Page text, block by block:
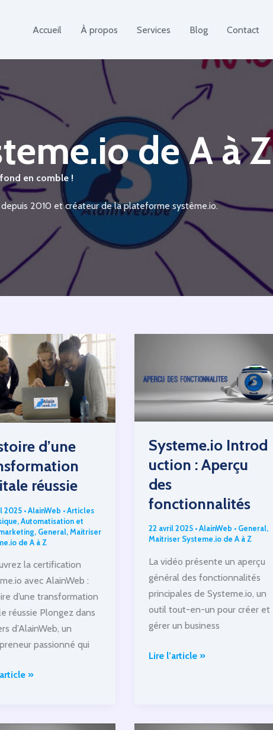
Accueil À propos Services Blog Contact
de A à Z
en comble !
2010 et créateur de la plateforme système.io.
d’une
réussie
2025 •AlainWeb •Articles
,Automatisation et
, General,Maitriser
de A à Z
la certification
avec AlainWeb :
d’une transformation
réussie Plongez dans
d’AlainWeb, un
passionné qui
»
Systeme.io Introd
uction : Aperçu
des
fonctionnalités
22 avril 2025 •AlainWeb • General,
Maitriser Systeme.io de A à Z
La vidéo présente un aperçu
général des fonctionnalités
principales de Systeme.io, un
outil tout-en-un pour créer et
gérer un business
Systeme.io Introduction
Lire l’article »